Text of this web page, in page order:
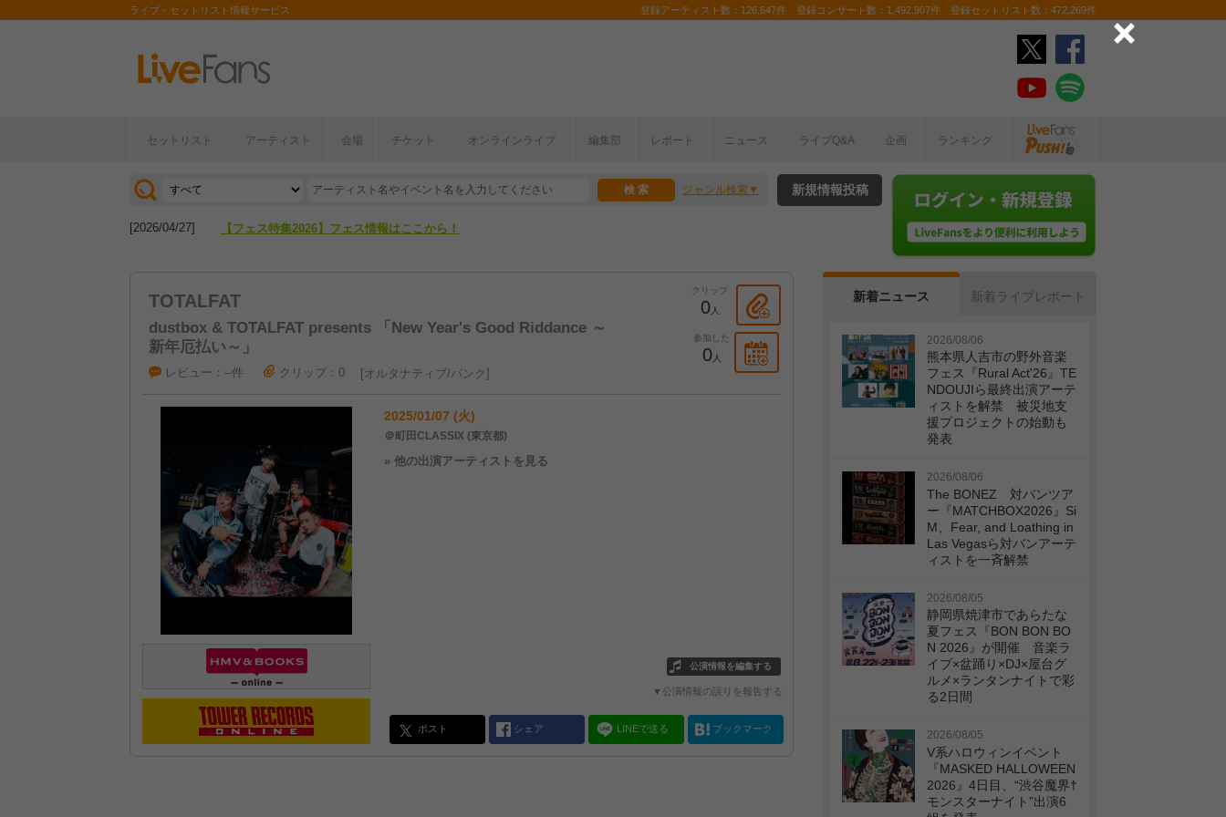
ライブ・セットリスト情報サービス 登録アーティスト数：126,647件 登録コンサート数：1,492,907件 登録セットリスト数：472,269件
セットリスト アーティスト 会場 チケット オンラインライブ 編集部 レポート ニュース ライブQ&A 企画 ランキング
ジャンル検索
[2026/07/28] 【ライブ動員ランキング】2026年上半期編発表！
[2026/04/27] 【フェス特集2026】フェス情報はここから！
新規情報投稿
TOTALFAT
dustbox & TOTALFAT presents 「New Year's Good Riddance ～
新年厄払い～」
クリップ
0人
参加した
0人
レビュー：--件 クリップ：0 オルタナティブ/パンク
2025/01/07 (火)
＠町田CLASSIX (東京都)
» 他の出演アーティストを見る
公演情報を編集する
▼公演情報の誤りを報告する
ポスト シェア LINEで送る ブックマーク
新着ニュース 新着ライブレポート
2026/08/06
熊本県人吉市の野外音楽
フェス『Rural Act'26』TE
NDOUJIら最終出演アーテ
ィストを解禁 被災地支
援プロジェクトの始動も
発表
2026/08/06
The BONEZ 対バンツア
ー『MATCHBOX2026』Si
M、Fear, and Loathing in
Las Vegasら対バンアーテ
ィストを一斉解禁
2026/08/05
静岡県焼津市であらたな
夏フェス『BON BON BO
N 2026』が開催 音楽ラ
イブ×盆踊り×DJ×屋台グ
ルメ×ランタンナイトで彩
る2日間
2026/08/05
V系ハロウィンイベント
『MASKED HALLOWEEN
2026』4日目、“渋谷魔界†
モンスターナイト”出演6